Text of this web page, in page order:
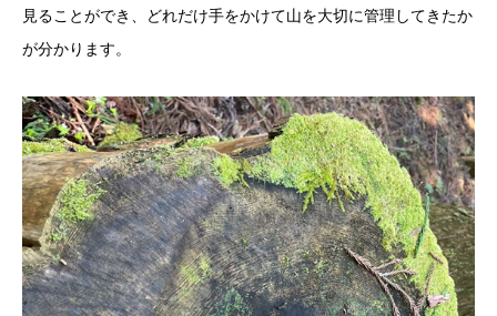
見ることができ、どれだけ手をかけて山を大切に管理してきたか
が分かります。